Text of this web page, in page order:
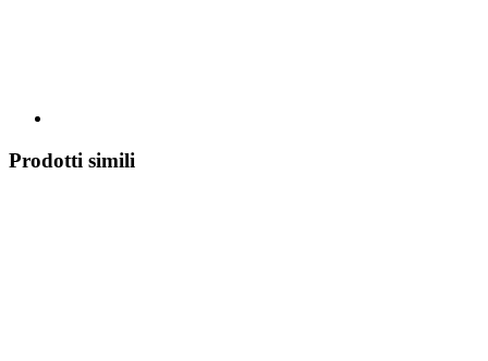
Prodotti simili